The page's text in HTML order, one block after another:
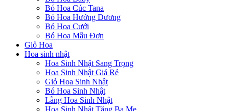
Bó Hoa Cúc Tana
Bó Hoa Hướng Dương
Bó Hoa Cưới
Bó Hoa Mẫu Đơn
Giỏ Hoa
Hoa sinh nhật
Hoa Sinh Nhật Sang Trọng
Hoa Sinh Nhật Giá Rẻ
Giỏ Hoa Sinh Nhật
Bó Hoa Sinh Nhật
Lẵng Hoa Sinh Nhật
Hoa Sinh Nhật Tặng Ba Mẹ